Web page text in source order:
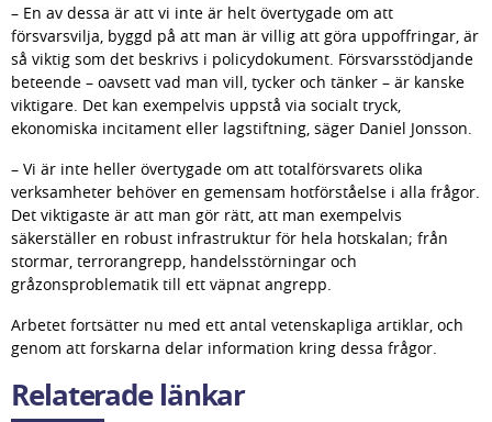
– En av dessa är att vi inte är helt övertygade om att
försvarsvilja, byggd på att man är villig att göra uppoffringar, är
så viktig som det beskrivs i policydokument. Försvarsstödjande
beteende – oavsett vad man vill, tycker och tänker – är kanske
viktigare. Det kan exempelvis uppstå via socialt tryck,
ekonomiska incitament eller lagstiftning, säger Daniel Jonsson.
– Vi är inte heller övertygade om att totalförsvarets olika
verksamheter behöver en gemensam hotförståelse i alla frågor.
Det viktigaste är att man gör rätt, att man exempelvis
säkerställer en robust infrastruktur för hela hotskalan; från
stormar, terrorangrepp, handelsstörningar och
gråzonsproblematik till ett väpnat angrepp.
Arbetet fortsätter nu med ett antal vetenskapliga artiklar, och
genom att forskarna delar information kring dessa frågor.
Relaterade länkar